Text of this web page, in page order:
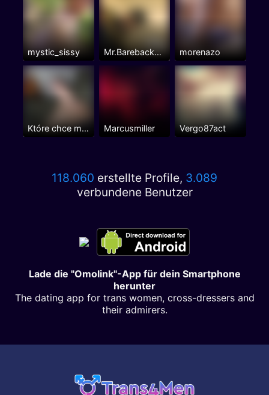
mystic_sissy Mr.BarebackemFeelgood morenazo
Które chce mi obciągnie Marcusmiller Vergo87act
118.060 erstellte Profile, 3.089
verbundene Benutzer
Lade die "Omolink"-App für dein Smartphone
herunter
The dating app for trans women, cross-dressers and
their admirers.